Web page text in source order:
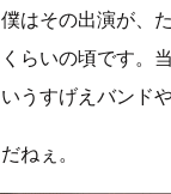
はその出演が、
らいの頃です。
うすげえバンドや
ねぇ。